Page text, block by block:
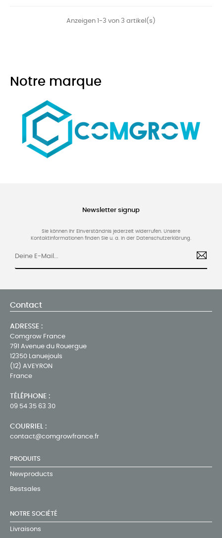
Anzeigen 1-3 von 3 artikel(s)
Notre marque
Newsletter signup
Sie können Ihr Einverständnis jederzeit widerrufen. Unsere
Kontaktinformationen finden Sie u. a. in der Datenschutzerklärung.
Contact
ADRESSE :
Comgrow France
791 Avenue du Rouergue
12350 Lanuejouls
(12) AVEYRON
France
TÉLÉPHONE :
09 54 35 63 30
COURRIEL :
contact@comgrowfrance.fr
PRODUITS
Newproducts
Bestsales
NOTRE SOCIÉTÉ
Livraisons